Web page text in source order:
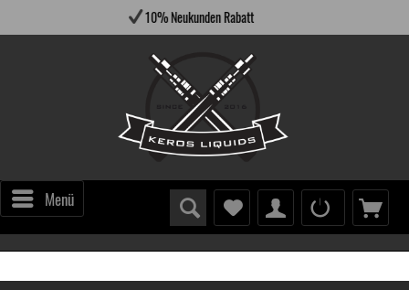
10% Neukunden Rabatt
Menü